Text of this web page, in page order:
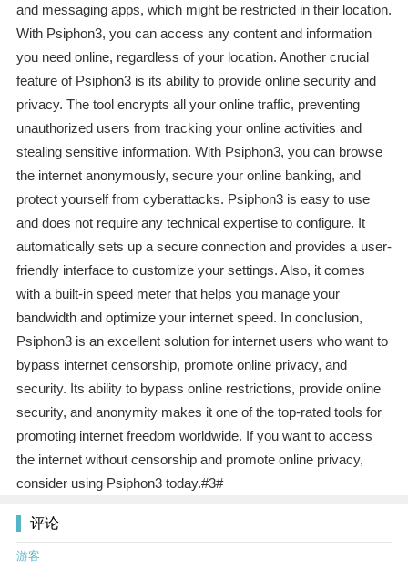
and messaging apps, which might be restricted in their location.
With Psiphon3, you can access any content and information
you need online, regardless of your location. Another crucial
feature of Psiphon3 is its ability to provide online security and
privacy. The tool encrypts all your online traffic, preventing
unauthorized users from tracking your online activities and
stealing sensitive information. With Psiphon3, you can browse
the internet anonymously, secure your online banking, and
protect yourself from cyberattacks. Psiphon3 is easy to use
and does not require any technical expertise to configure. It
automatically sets up a secure connection and provides a user-
friendly interface to customize your settings. Also, it comes
with a built-in speed meter that helps you manage your
bandwidth and optimize your internet speed. In conclusion,
Psiphon3 is an excellent solution for internet users who want to
bypass internet censorship, promote online privacy, and
security. Its ability to bypass online restrictions, provide online
security, and anonymity makes it one of the top-rated tools for
promoting internet freedom worldwide. If you want to access
the internet without censorship and promote online privacy,
consider using Psiphon3 today.#3#
评论
游客